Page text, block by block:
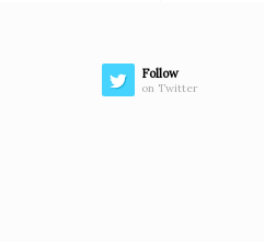
Follow
on Twitter